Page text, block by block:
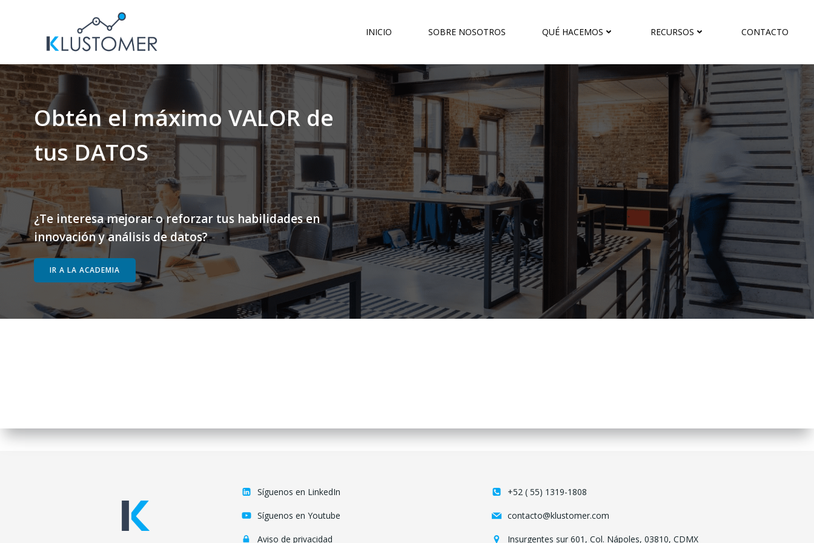
INICIO SOBRE NOSOTROS QUÉ HACEMOS RECURSOS CONTACTO
Obtén el máximo VALOR de
tus DATOS
¿Te interesa mejorar o reforzar tus habilidades en
innovación y análisis de datos?
IR A LA ACADEMIA
Síguenos en LinkedIn
Síguenos en Youtube
Aviso de privacidad
+52 ( 55) 1319-1808
contacto@klustomer.com
Insurgentes sur 601, Col. Nápoles, 03810, CDMX